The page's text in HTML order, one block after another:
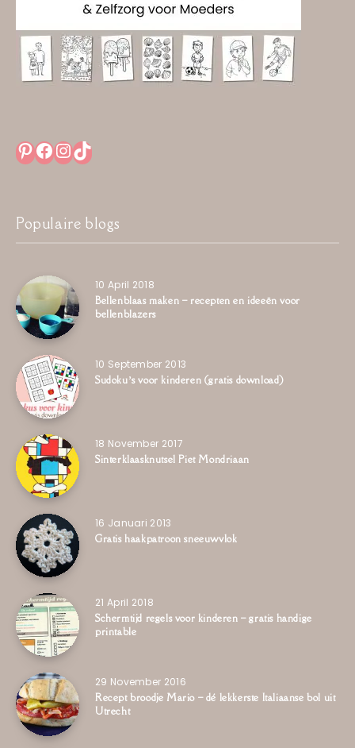
Pinterest
Facebook
Instagram
TikTok
Populaire blogs
10 April 2018
Bellenblaas maken – recepten en ideeën voor
bellenblazers
10 September 2013
Sudoku’s voor kinderen (gratis download)
18 November 2017
Sinterklaasknutsel Piet Mondriaan
16 Januari 2013
Gratis haakpatroon sneeuwvlok
21 April 2018
Schermtijd regels voor kinderen – gratis handige
printable
29 November 2016
Recept broodje Mario – dé lekkerste Italiaanse bol uit
Utrecht